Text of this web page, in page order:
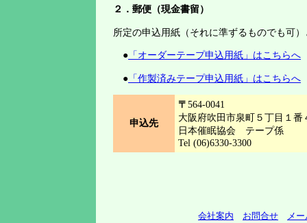
２．郵便（現金書留）
所定の申込用紙（それに準ずるものでも可
● 「オーダーテープ申込用紙」はこちらへ
● 「作製済みテープ申込用紙」はこちらへ
申込先
〒564-0041
大阪府吹田市泉町５丁目１番
日本催眠協会 テープ係
Tel (06)6330-3300
会社案内 お問合せ
メ